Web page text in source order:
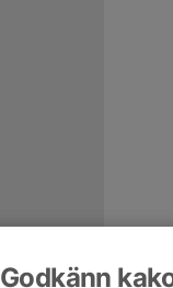
Godkänn